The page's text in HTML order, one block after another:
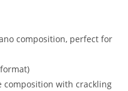
composition, perfect for
composition with crackling